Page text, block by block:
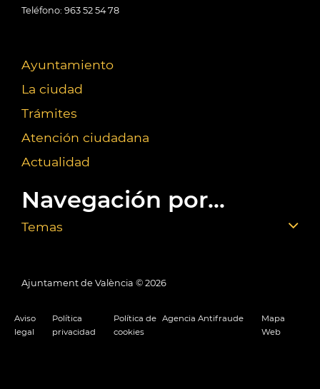
Teléfono: 963 52 54 78
Ayuntamiento
La ciudad
Trámites
Atención ciudadana
Actualidad
Navegación por...
Temas
Ajuntament de València © 2026
Aviso
legal
Política
privacidad
Política de
cookies
Agencia Antifraude
Mapa
Web